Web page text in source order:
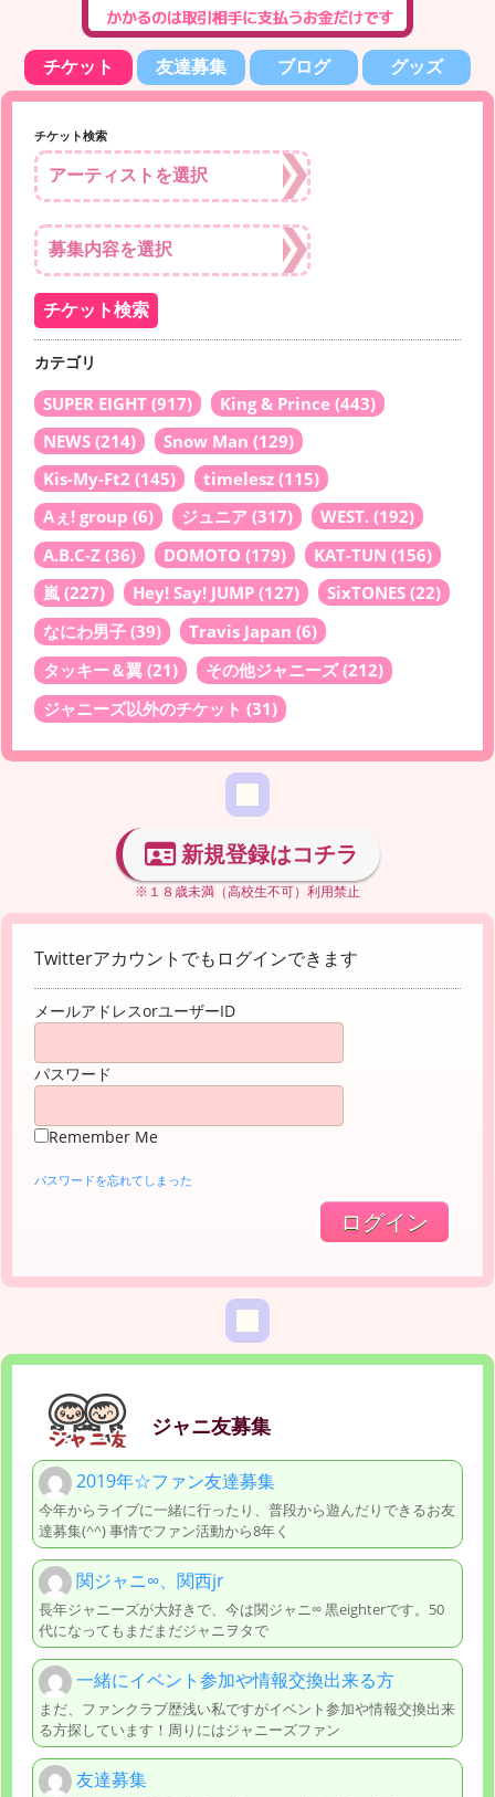
チケット 友達募集 ブログ グッズ
チケット検索
カテゴリ
SUPER EIGHT (917) King & Prince (443)
NEWS (214) Snow Man (129)
Kis-My-Ft2 (145) timelesz (115)
Aぇ! group (6) ジュニア (317) WEST. (192)
A.B.C-Z (36) DOMOTO (179) KAT-TUN (156)
嵐 (227) Hey! Say! JUMP (127) SixTONES (22)
なにわ男子 (39) Travis Japan (6)
タッキー＆翼 (21) その他ジャニーズ(212)
ジャニーズ以外のチケット (31)
新規登録はコチラ
※１８歳未満（高校生不可）利用禁止
Twitterアカウントでもログインできます
メールアドレスorユーザーID
パスワード
Remember Me
パスワードを忘れてしまった
ジャニ友募集
2019年☆ファン友達募集
今年からライブに一緒に行ったり、普段から遊んだりできるお友
達募集(^^) 事情でファン活動から8年く
関ジャニ∞、関西jr
長年ジャニーズが大好きで、今は関ジャニ∞ 黒eighterです。50
代になってもまだまだジャニヲタで
一緒にイベント参加や情報交換出来る方
まだ、ファンクラブ歴浅い私ですがイベント参加や情報交換出来
る方探しています！周りにはジャニーズファン
友達募集